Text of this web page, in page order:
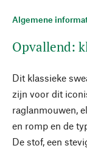
Algemene
Opvallend:
Dit klassieke
zijn voor dit
raglanmouwen,
en romp en de
De stof, een